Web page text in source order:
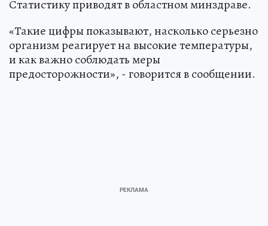
Статистику приводят в областном минздраве.
«Такие цифры показывают, насколько серьезно
организм реагирует на высокие температуры,
и как важно соблюдать меры
предосторожности», - говорится в сообщении.